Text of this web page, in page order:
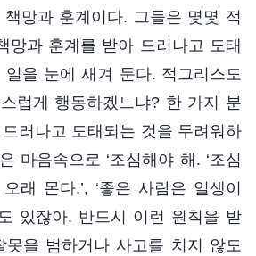
망과 훈계이다. 그들은 몇몇 적
망과 훈계를 받아 드러나고 도태
을 눈에 새겨 둔다. 적그리스도
럽게 행동하겠느냐? 한 가지 분
러나고 도태되는 것을 두려워하
마음속으로 ‘조심해야 해. ‘조심
래 몬다.’, ‘좋은 사람은 일생이
있잖아. 반드시 이런 원칙을 받
을 범하거나 사고를 치지 않도